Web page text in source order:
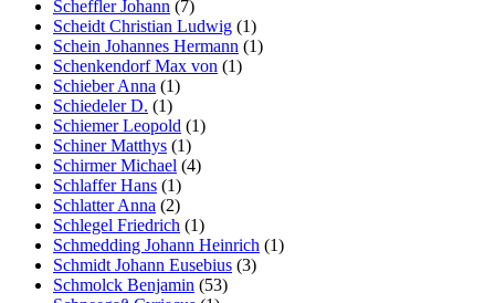
Scheffler Johann (7)
Scheidt Christian Ludwig (1)
Schein Johannes Hermann (1)
Schenkendorf Max von (1)
Schieber Anna (1)
Schiedeler D. (1)
Schiemer Leopold (1)
Schiner Matthys (1)
Schirmer Michael (4)
Schlaffer Hans (1)
Schlatter Anna (2)
Schlegel Friedrich (1)
Schmedding Johann Heinrich (1)
Schmidt Johann Eusebius (3)
Schmolck Benjamin (53)